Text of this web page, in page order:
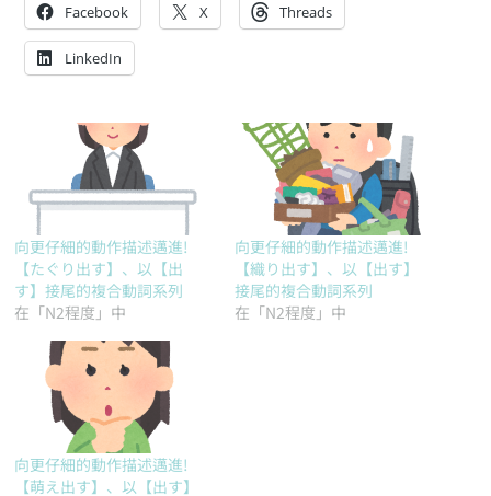
Facebook X Threads
LinkedIn
向更仔細的動作描述邁進!
【たぐり出す】、以【出
す】接尾的複合動詞系列
在「N2程度」中
向更仔細的動作描述邁進!
【織り出す】、以【出す】
接尾的複合動詞系列
在「N2程度」中
向更仔細的動作描述邁進!
【萌え出す】、以【出す】